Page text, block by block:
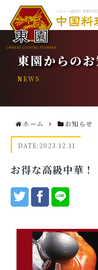
東園からの
NEWS
ホーム お知らせ
DATE: 2023.12.11
お得な高級中華！